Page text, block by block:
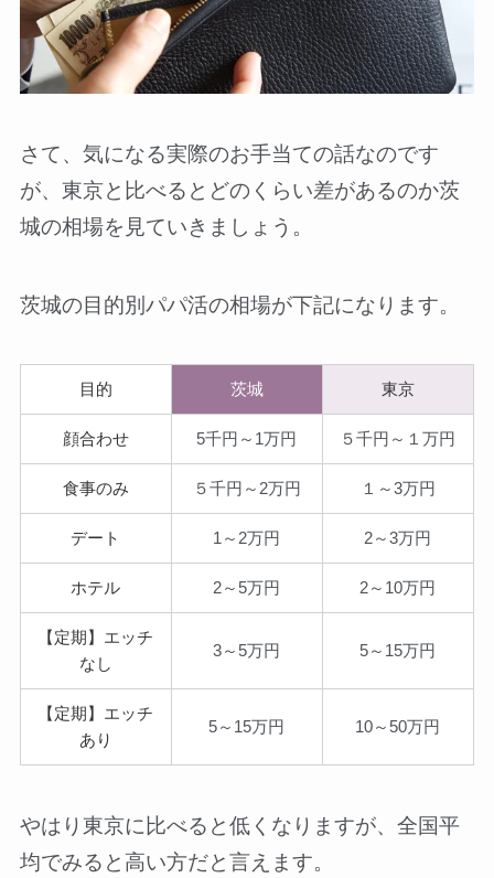
さて、気になる実際のお手当ての話なのです
が、東京と比べるとどのくらい差があるのか茨
城の相場を見ていきましょう。
茨城の目的別パパ活の相場が下記になります。
目的 茨城 東京
顔合わせ 5千円～1万円 ５千円～１万円
食事のみ ５千円～2万円 １～3万円
デート 1～2万円 2～3万円
ホテル 2～5万円 2～10万円
【定期】エッチ
なし
3～5万円 5～15万円
【定期】エッチ
あり
5～15万円 10～50万円
やはり東京に比べると低くなりますが、全国平
均でみると高い方だと言えます。